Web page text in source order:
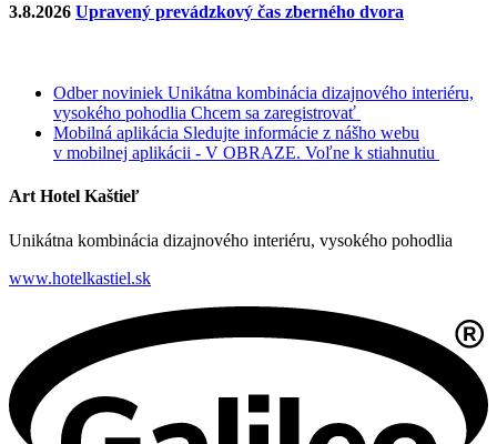
3.8.2026 Upravený prevádzkový čas zberného dvora
Odber noviniek Unikátna kombinácia dizajnového interiéru,
vysokého pohodlia Chcem sa zaregistrovať
Mobilná aplikácia Sledujte informácie z nášho webu
v mobilnej aplikácii - V OBRAZE. Voľne k stiahnutiu
Art Hotel Kaštieľ
Unikátna kombinácia dizajnového interiéru, vysokého pohodlia
www.hotelkastiel.sk